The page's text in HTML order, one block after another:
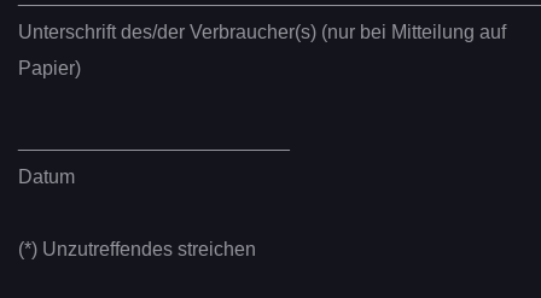
Unterschrift des/der Verbraucher(s) (nur bei Mitteilung auf
Papier)
Datum
(*) Unzutreffendes streichen